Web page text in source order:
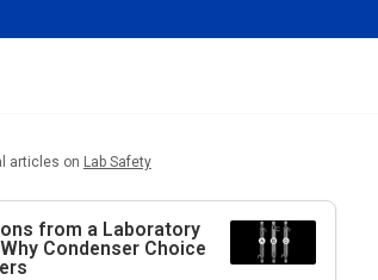
articles on Lab Safety
from a Laboratory
Condenser Choice